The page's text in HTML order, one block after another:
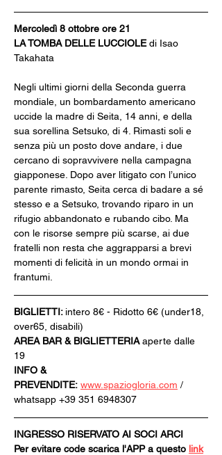
Mercoledì 8 ottobre ore 21
LA TOMBA DELLE LUCCIOLE di Isao
Takahata
Negli ultimi giorni della Seconda guerra
mondiale, un bombardamento americano
uccide la madre di Seita, 14 anni, e della
sua sorellina Setsuko, di 4. Rimasti soli e
senza più un posto dove andare, i due
cercano di sopravvivere nella campagna
giapponese. Dopo aver litigato con l’unico
parente rimasto, Seita cerca di badare a sé
stesso e a Setsuko, trovando riparo in un
rifugio abbandonato e rubando cibo. Ma
con le risorse sempre più scarse, ai due
fratelli non resta che aggrapparsi a brevi
momenti di felicità in un mondo ormai in
frantumi.
BIGLIETTI: intero 8€ - Ridotto 6€ (under18,
over65, disabili)
AREA BAR & BIGLIETTERIA aperte dalle
19
INFO &
PREVENDITE: www.spaziogloria.com /
whatsapp +39 351 6948307
INGRESSO RISERVATO AI SOCI ARCI
Per evitare code scarica l'APP a questo link